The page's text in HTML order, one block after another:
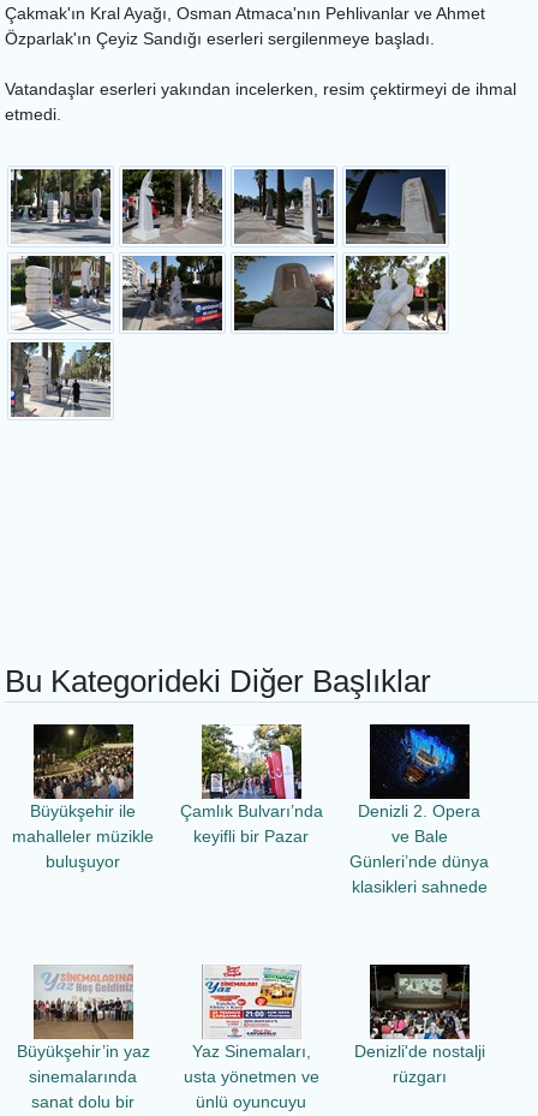
Çakmak'ın Kral Ayağı, Osman Atmaca'nın Pehlivanlar ve Ahmet
Özparlak'ın Çeyiz Sandığı eserleri sergilenmeye başladı.
Vatandaşlar eserleri yakından incelerken, resim çektirmeyi de ihmal
etmedi.
Bu Kategorideki Diğer Başlıklar
Büyükşehir ile
mahalleler müzikle
buluşuyor
Çamlık Bulvarı’nda
keyifli bir Pazar
Denizli 2. Opera
ve Bale
Günleri’nde dünya
klasikleri sahnede
Büyükşehir’in yaz
sinemalarında
sanat dolu bir
Yaz Sinemaları,
usta yönetmen ve
ünlü oyuncuyu
Denizli'de nostalji
rüzgarı